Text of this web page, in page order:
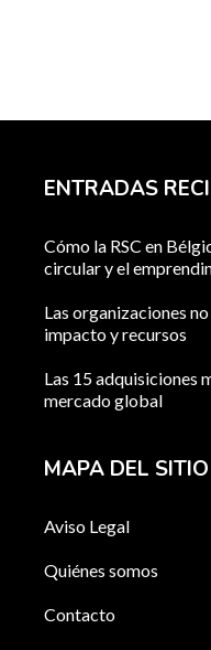
ENTRADAS
Cómo la RSC en
circular y el
Las organizaciones
impacto y recursos
Las 15 adquisiciones
mercado global
MAPA DEL SITIO
Aviso Legal
Quiénes somos
Contacto